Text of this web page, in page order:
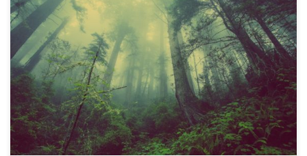
Para superar las pandemias necesitamos: reimaginar, recrear,
restaurar desde la ecología, feminismo, antirracismo...